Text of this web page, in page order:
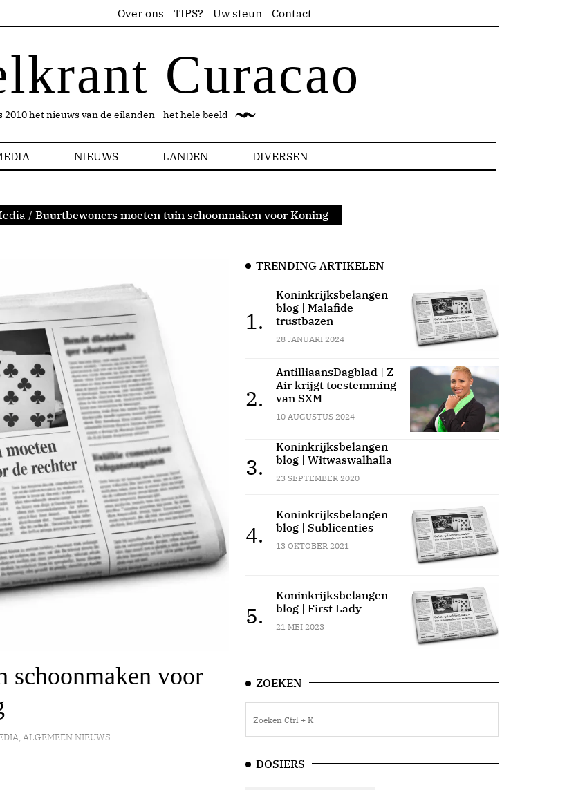
Over ons TIPS? Uw steun Contact
Curacao
2010 het nieuws van de eilanden - het hele beeld
NIEUWS LANDEN DIVERSEN
/ Buurtbewoners moeten tuin schoonmaken voor Koning
schoonmaken voor
, ALGEMEEN NIEUWS
TRENDING ARTIKELEN
1.
Koninkrijksbelangen
blog | Malafide
trustbazen
28 JANUARI 2024
2.
AntilliaansDagblad | Z
Air krijgt toestemming
van SXM
10 AUGUSTUS 2024
3.
Koninkrijksbelangen
blog | Witwaswalhalla
23 SEPTEMBER 2020
4.
Koninkrijksbelangen
blog | Sublicenties
13 OKTOBER 2021
5.
Koninkrijksbelangen
blog | First Lady
21 MEI 2023
ZOEKEN
DOSIERS